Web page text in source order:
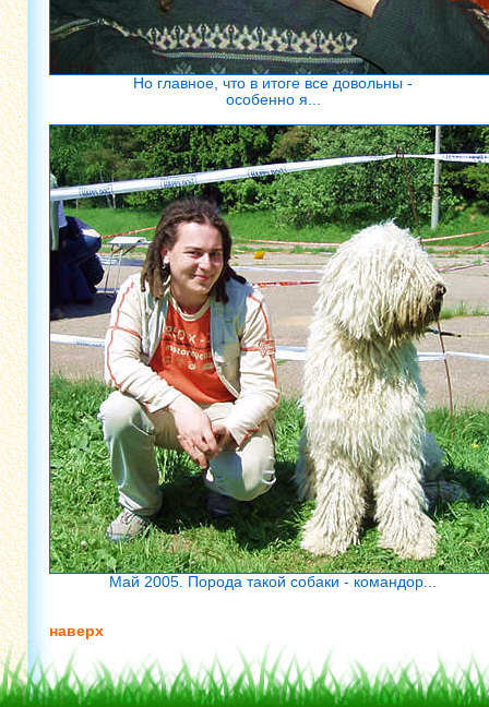
Но главное, что в итоге все довольны -
особенно я...
Май 2005. Порода такой собаки - командор...
наверх